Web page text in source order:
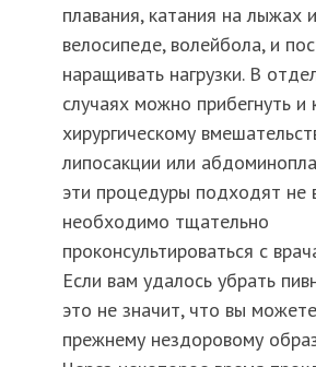
плавания, катания на лыжах
велосипеде, волейбола, и
наращивать нагрузки. В
случаях можно прибегнуть и
хирургическому
липосакции или
эти процедуры подходят не
необходимо тщательно
проконсультироваться с
Если вам удалось убрать
это не значит, что вы
прежнему нездоровому